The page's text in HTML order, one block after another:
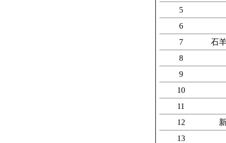
5
6
7
石
8
9
10
11
12
13